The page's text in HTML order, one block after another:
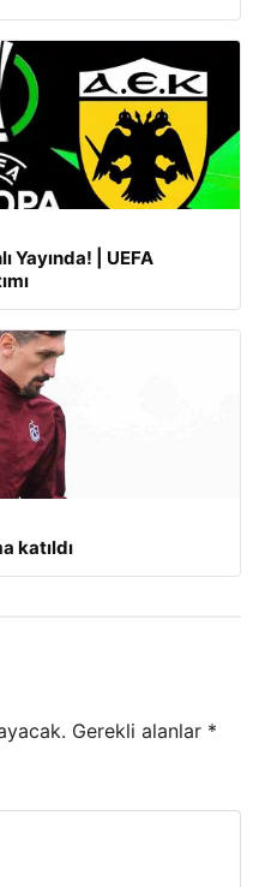
Yayında! | UEFA
katıldı
Gerekli alanlar *